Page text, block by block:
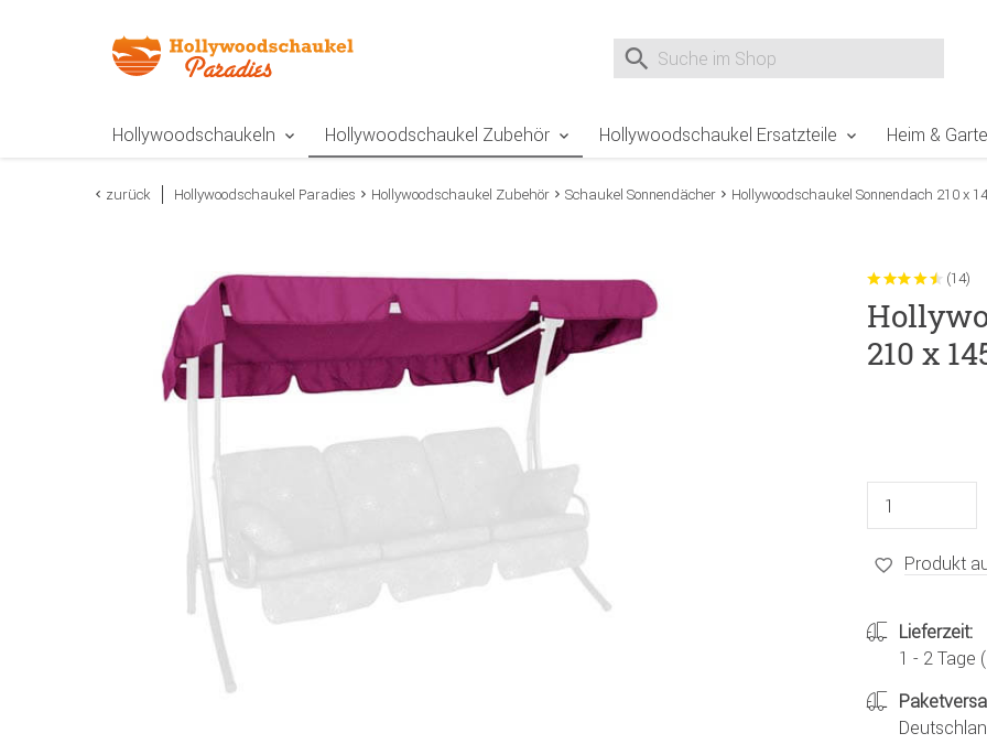
Suche nach
Hollywoodschaukeln Hollywoodschaukel Zubehör Hollywoodschaukel Ersatzteile Heim &
zurück Hollywoodschaukel Paradies Hollywoodschaukel Zubehör Schaukel Sonnendächer Hollywoodschaukel Sonnendach 210 x
(14)
210 x
Produkt
Lieferzeit:
1 - 2 Tage